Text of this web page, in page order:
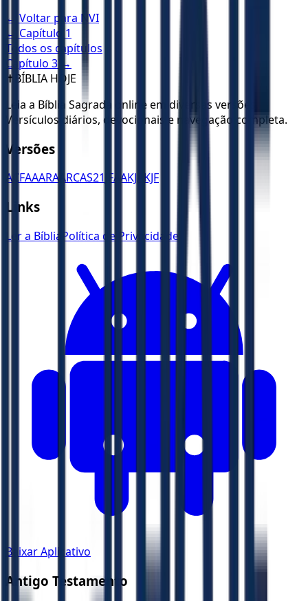
← Voltar para NVI
← Capítulo 1
Todos os capítulos
Capítulo 3 →
✝️ BÍBLIA HOJE
Leia a Bíblia Sagrada online em diversas versões.
Versículos diários, devocionais e navegação completa.
Versões
ACFAAARA ARCAS21 JFAAKJA KJF
Links
Ler a Bíblia Política de Privacidade
Baixar Aplicativo
Antigo Testamento